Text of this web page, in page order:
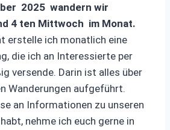
2025 wandern wir
4 ten Mittwoch im Monat.
erstelle ich monatlich eine
die ich an Interessierte per
versende. Darin ist alles über
Wanderungen aufgeführt.
an Informationen zu unseren
nehme ich euch gerne in